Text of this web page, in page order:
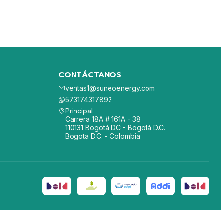
CONTÁCTANOS
ventas1@suneoenergy.com
573174317892
Principal
Carrera 18A # 161A - 38
110131 Bogotá DC - Bogotá D.C.
Bogota D.C. - Colombia